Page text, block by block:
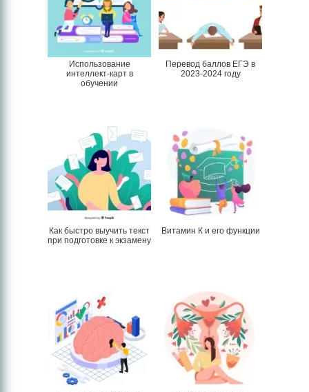
Использование
интеллект-карт в
обучении
Перевод баллов ЕГЭ в
2023-2024 году
Как быстро выучить текст
при подготовке к экзамену
Витамин К и его функции